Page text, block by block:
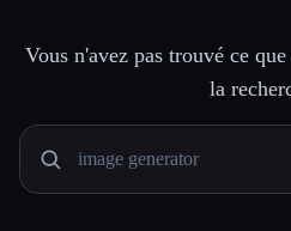
Vous n'avez pas trouvé ce
la